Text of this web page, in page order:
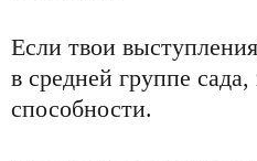
Если твои
в средней группе
способности.